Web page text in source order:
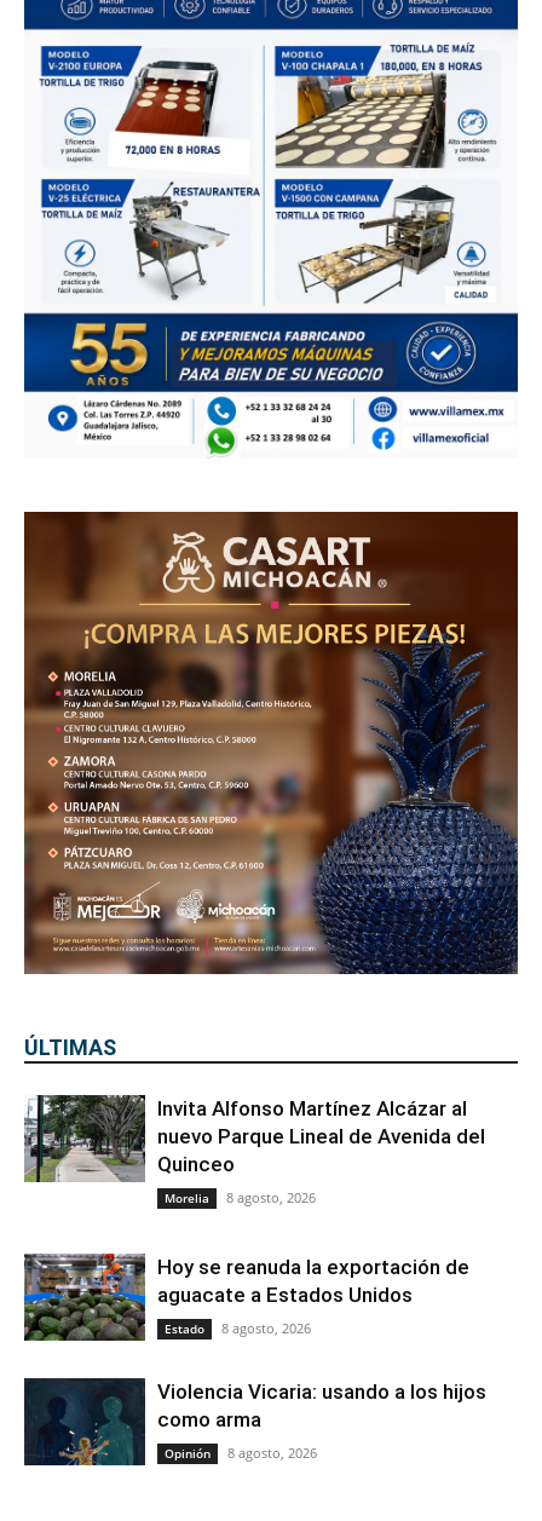
ÚLTIMAS
Invita Alfonso Martínez Alcázar al
nuevo Parque Lineal de Avenida del
Quinceo
Morelia 8 agosto, 2026
Hoy se reanuda la exportación de
aguacate a Estados Unidos
Estado 8 agosto, 2026
Violencia Vicaria: usando a los hijos
como arma
Opinión 8 agosto, 2026